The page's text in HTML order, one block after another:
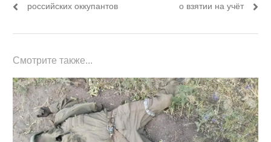
российских оккупантов
о взятии на учёт
Смотрите также...